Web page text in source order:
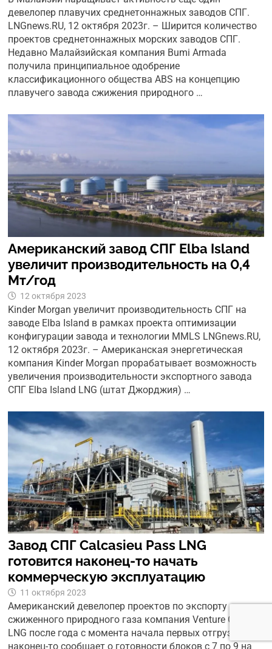
девелопер плавучих среднетоннажных заводов СПГ.
LNGnews.RU, 12 октября 2023г. – Ширится количество
проектов среднетоннажных морских заводов СПГ.
Недавно Малайзийская компания Bumi Armada
получила принципиальное одобрение
классификационного общества ABS на концепцию
плавучего завода сжижения природного …
Американский завод СПГ Elba Island
увеличит производительность на 0,4
Мт/год
12 октября 2023
Kinder Morgan увеличит производительность СПГ на
заводе Elba Island в рамках проекта оптимизации
конфигурации завода и технологии MMLS LNGnews.RU,
12 октября 2023г. – Американская энергетическая
компания Kinder Morgan прорабатывает возможность
увеличения производительности экспортного завода
СПГ Elba Island LNG (штат Джорджия) …
Завод СПГ Calcasieu Pass LNG
готовится наконец-то начать
коммерческую эксплуатацию
11 октября 2023
Американский девелопер проектов по экспорту
сжиженного природного газа компания Venture Global
LNG после года с момента начала первых отгрузок СПГ
наконец-то сообщает о готовности блоков с 7 по 9 на